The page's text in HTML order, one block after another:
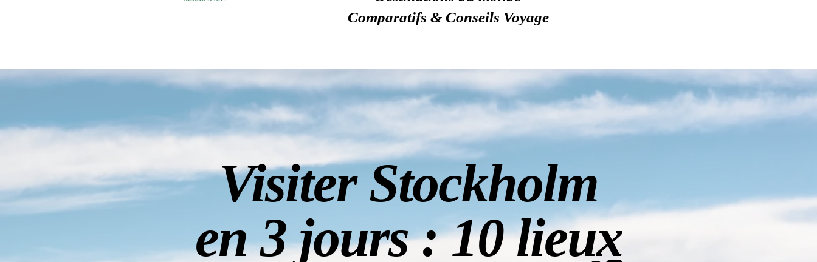
Comparatifs & Conseils Voyage
Visiter Stockholm
en 3 jours : 10 lieux